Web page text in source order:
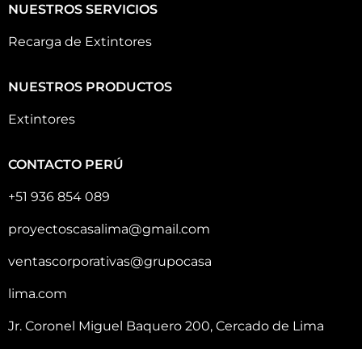
NUESTROS SERVICIOS
Recarga de Extintores
NUESTROS PRODUCTOS
Extintores
CONTACTO PERÚ
+51 936 854 089
proyectoscasalima@gmail.com
ventascorporativas@grupocasa
lima.com
Jr. Coronel Miguel Baquero 200, Cercado de Lima